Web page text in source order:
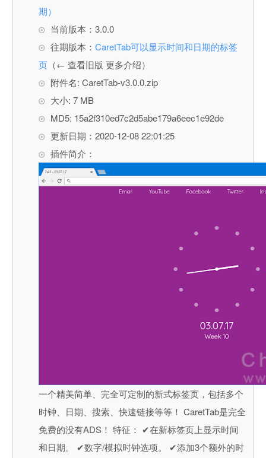
期）
当前版本：3.0.0
往期版本： CaretTab可以显示时间和日期的标签
页 （← 查看旧版 更多介绍）
附件名: CaretTab-v3.0.0.zip
大小: 7 MB
MD5: 15a2f310ed7c2d5abe179a6eec1e92de
更新日期：2020-12-08 22:01:25
插件简介：
一个精美简单、完全可定制的新式标签页，包括多个
时钟、日期、搜索、快速链接等等！ CaretTab是完全
免费的没有ADS！ 特征： ✔在新标签页上显示时间
和日期。 ✔数字/模拟时钟选项。 ✔添加3个额外的时